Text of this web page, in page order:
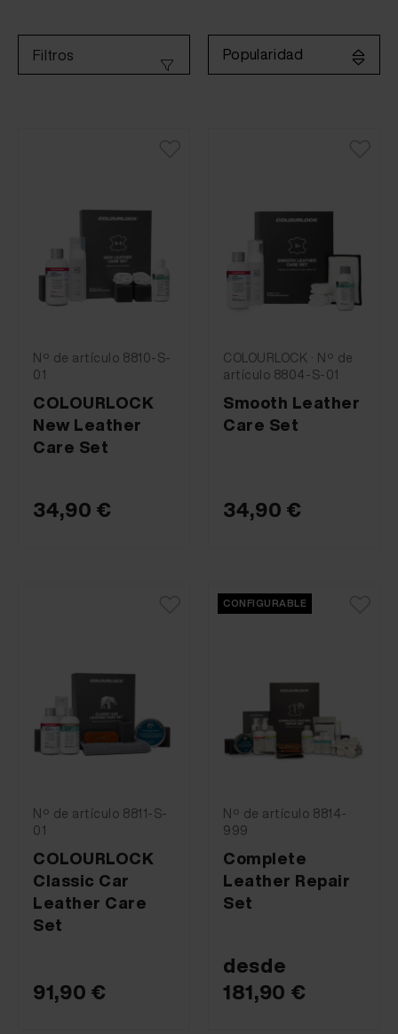
Popularidad
Filtros
Nº de artículo 8810-S-
01
COLOURLOCK
New Leather
Care Set
34,90 €
COLOURLOCK · Nº de
artículo 8804-S-01
Smooth Leather
Care Set
34,90 €
Nº de artículo 8811-S-
01
COLOURLOCK
Classic Car
Leather Care
Set
91,90 €
CONFIGURABLE
Nº de artículo 8814-
999
Complete
Leather Repair
Set
desde
181,90 €